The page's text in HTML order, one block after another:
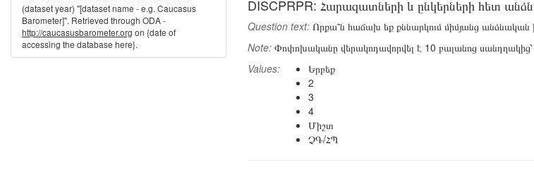
DISCPRPR: Հարազատների և ընկերների հետ
Question text: Որքա՞ն հաճախ եք քննարկում միմյանց
Note: Փոփոխականը վերակոդավորվել է 10 բալանոց սանդղակից՝
Values:
Երբեք
2
3
4
Միշտ
ՉԳ/ՀՊ
(dataset year) "[dataset name - e.g. Caucasus
Barometer]". Retrieved through ODA -
http://caucasusbarometer.org on {date of
accessing the database here}.